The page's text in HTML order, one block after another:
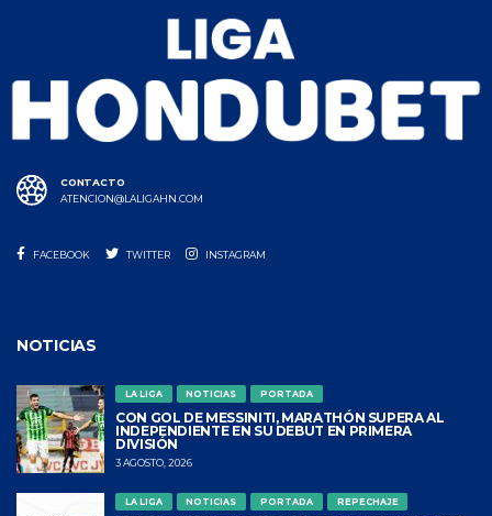
CONTACTO
ATENCION@LALIGAHN.COM
FACEBOOK TWITTER INSTAGRAM
NOTICIAS
LA LIGA NOTICIAS PORTADA
CON GOL DE MESSINITI, MARATHÓN SUPERA AL
INDEPENDIENTE EN SU DEBUT EN PRIMERA
DIVISIÓN
3 AGOSTO, 2026
LA LIGA NOTICIAS PORTADA REPECHAJE